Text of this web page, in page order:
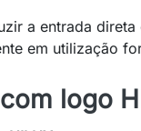
a entrada
em utilização
logo